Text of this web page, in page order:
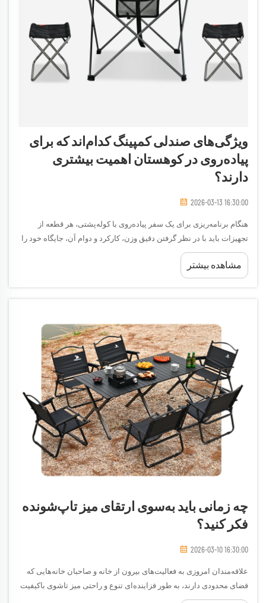
ویژگی‌های صندلی کمپینگ کدام‌اند که برای
پیاده‌روی در کوهستان اهمیت بیشتری
دارند؟
2026-03-13 16:30:00
هنگام برنامه‌ریزی برای یک سفر پیاده‌روی با کوله‌پشتی، هر قطعه از
تجهیزات باید با در نظر گرفتن دقیق وزن، کارکرد و دوام آن، جایگاه خود را
در کوله‌پشتی شما به دست آورد. صندلی کمپینگ یکی از آن اقلام راحتی
است که می‌تواند تجربهٔ فعالیت‌های بیرون از خانه را برای شما دگرگون
مشاهده بیشتر
چه زمانی باید به‌سوی ارتقای میز تاپ‌شونده
فکر کنید؟
2026-03-10 16:30:00
علاقه‌مندان امروزی به فعالیت‌های بیرون از خانه و صاحبان خانه‌هایی که
فضای محدودی دارند، به طور فزاینده‌ای تنوع و راحتی میز تاشوی باکیفیت
را تشخیص می‌دهند. آیا قصد دارید به کمپینگ بروید، دورهمی‌های بیرون از